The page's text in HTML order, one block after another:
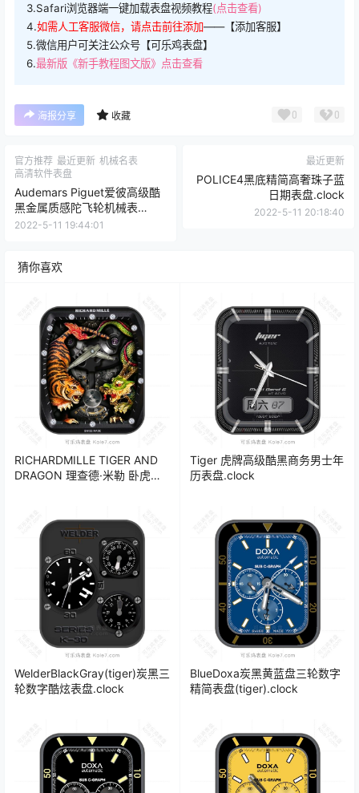
3.Safari浏览器端一键加载表盘视频教程(点击查看)
4.如需人工客服微信，请点击前往添加——【添加客服】
5.微信用户可关注公众号【可乐鸡表盘】
6.最新版《新手教程图文版》点击查看
海报分享 收藏 0 0
官方推荐 最近更新 机械名表
高清软件表盘
Audemars Piguet爱彼高级酷
黑金属质感陀飞轮机械表
盘.clock
2022-5-11 19:44:01
最近更新
POLICE4黑底精简高奢珠子蓝
日期表盘.clock
2022-5-11 20:18:40
猜你喜欢
RICHARDMILLE TIGER AND
DRAGON 理查德·米勒 卧虎藏
Tiger 虎牌高级酷黑商务男士年
历表盘.clock
WelderBlackGray(tiger)炭黑三
轮数字酷炫表盘.clock
BlueDoxa炭黑黄蓝盘三轮数字
精简表盘(tiger).clock